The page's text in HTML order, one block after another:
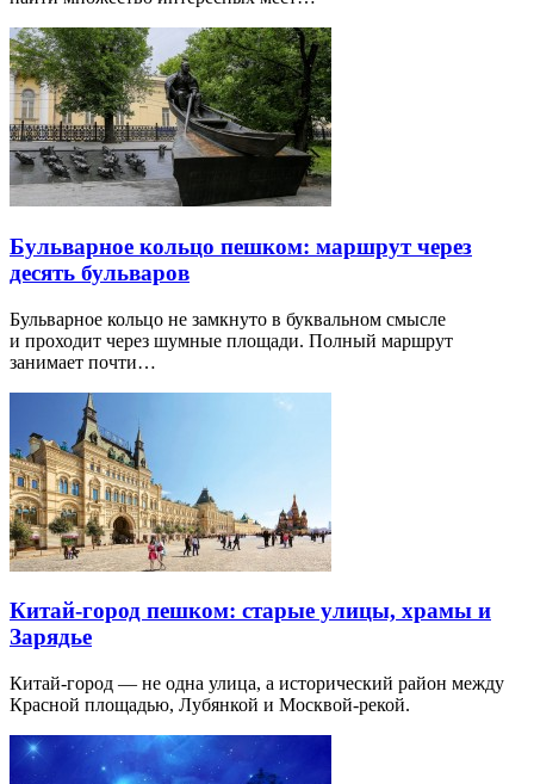
Бульварное кольцо пешком: маршрут через
десять бульваров
Бульварное кольцо не замкнуто в буквальном смысле
и проходит через шумные площади. Полный маршрут
занимает почти…
Китай-город пешком: старые улицы, храмы и
Зарядье
Китай-город — не одна улица, а исторический район между
Красной площадью, Лубянкой и Москвой-рекой.